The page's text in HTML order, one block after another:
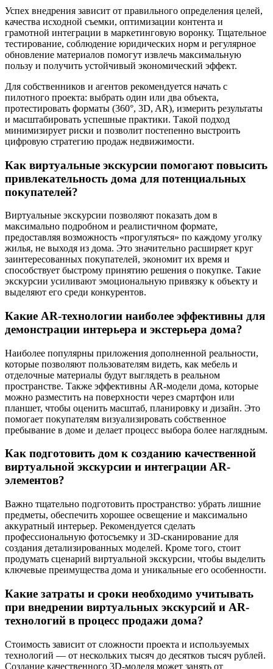
Успех внедрения зависит от правильного определения целей,
качества исходной съемки, оптимизации контента и
грамотной интеграции в маркетинговую воронку. Тщательное
тестирование, соблюдение юридических норм и регулярное
обновление материалов помогут извлечь максимальную
пользу и получить устойчивый экономический эффект.
Для собственников и агентов рекомендуется начать с
пилотного проекта: выбрать один или два объекта,
протестировать форматы (360°, 3D, AR), измерить результаты
и масштабировать успешные практики. Такой подход
минимизирует риски и позволит постепенно выстроить
цифровую стратегию продаж недвижимости.
Как виртуальные экскурсии помогают повысить
привлекательность дома для потенциальных
покупателей?
Виртуальные экскурсии позволяют показать дом в
максимально подробном и реалистичном формате,
предоставляя возможность «прогуляться» по каждому уголку
жилья, не выходя из дома. Это значительно расширяет круг
заинтересованных покупателей, экономит их время и
способствует быстрому принятию решения о покупке. Такие
экскурсии усиливают эмоциональную привязку к объекту и
выделяют его среди конкурентов.
Какие AR-технологии наиболее эффективны для
демонстрации интерьера и экстерьера дома?
Наиболее популярны приложения дополненной реальности,
которые позволяют пользователям видеть, как мебель и
отделочные материалы будут выглядеть в реальном
пространстве. Также эффективны AR-модели дома, которые
можно разместить на поверхности через смартфон или
планшет, чтобы оценить масштаб, планировку и дизайн. Это
помогает покупателям визуализировать собственное
пребывание в доме и делает процесс выбора более наглядным.
Как подготовить дом к созданию качественной
виртуальной экскурсии и интеграции AR-
элементов?
Важно тщательно подготовить пространство: убрать лишние
предметы, обеспечить хорошее освещение и максимально
аккуратный интерьер. Рекомендуется сделать
профессиональную фотосъемку и 3D-сканирование для
создания детализированных моделей. Кроме того, стоит
продумать сценарий виртуальной экскурсии, чтобы выделить
ключевые преимущества дома и уникальные его особенности.
Какие затраты и сроки необходимо учитывать
при внедрении виртуальных экскурсий и AR-
технологий в процесс продажи дома?
Стоимость зависит от сложности проекта и используемых
технологий — от нескольких тысяч до десятков тысяч рублей.
Создание качественного 3D-моделя может занять от